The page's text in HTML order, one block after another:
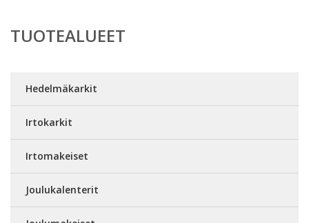
TUOTEALUEET
Hedelmäkarkit
Irtokarkit
Irtomakeiset
Joulukalenterit